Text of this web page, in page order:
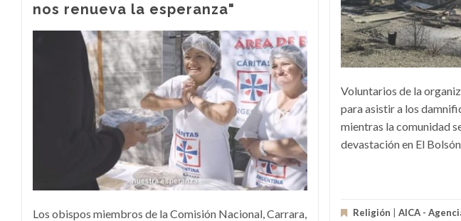
Voluntarios de la
para asistir a los
mientras la comunidad
devastación en El
Religión AICA -
nos renueva la esperanza"
Los obispos miembros de la Comisión Nacional, Carrara,